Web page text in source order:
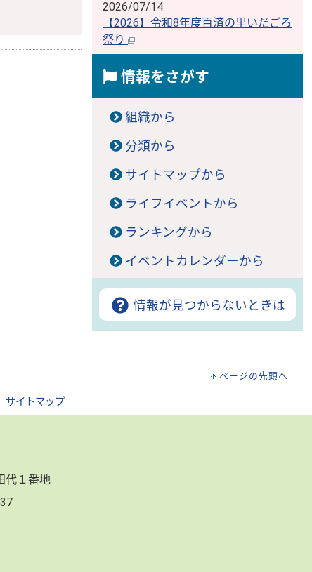
2026/07/14
【2026】令和8年度百済の里いだごろ
祭り
情報をさがす
組織から
分類から
サイトマップから
ライフイベントから
ランキングから
イベントカレンダーから
情報が見つからないときは
ページの先頭へ
サイトマップ
代１番地